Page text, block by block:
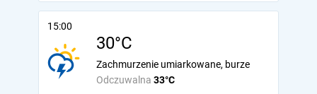
15:00
30°C
Odczuwalna 33°C
Zachmurzenie umiarkowane, burze